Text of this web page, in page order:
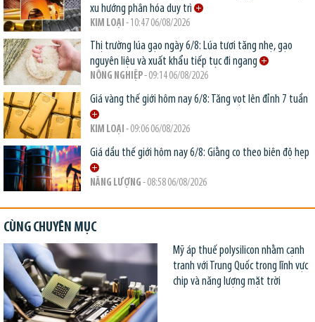
xu hướng phân hóa duy trì
KIM LOẠI - 10:47 06/08/2026
Thị trường lúa gạo ngày 6/8: Lúa tươi tăng nhẹ, gạo
nguyên liệu và xuất khẩu tiếp tục đi ngang
NÔNG NGHIỆP- 09:14 06/08/2026
Giá vàng thế giới hôm nay 6/8: Tăng vọt lên đỉnh 7 tuần
KIM LOẠI - 09:06 06/08/2026
Giá dầu thế giới hôm nay 6/8: Giằng co theo biên độ hẹp
NĂNG LƯỢNG - 08:58 06/08/2026
CÙNG CHUYÊN MỤC
Mỹ áp thuế polysilicon nhằm cạnh
tranh với Trung Quốc trong lĩnh vực
chip và năng lượng mặt trời